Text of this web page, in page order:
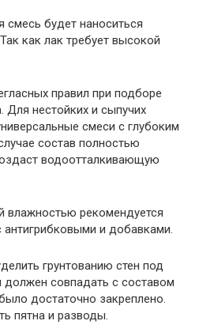
смесь будет наноситься
как лак требует высокой
правил при подборе
Для нестойких и сыпучих
смеси с глубоким
состав полностью
водоотталкивающую
влажностью рекомендуется
антигрибковыми и добавками.
грунтованию стен под
должен совпадать с составом
достаточно закреплено.
пятна и разводы.